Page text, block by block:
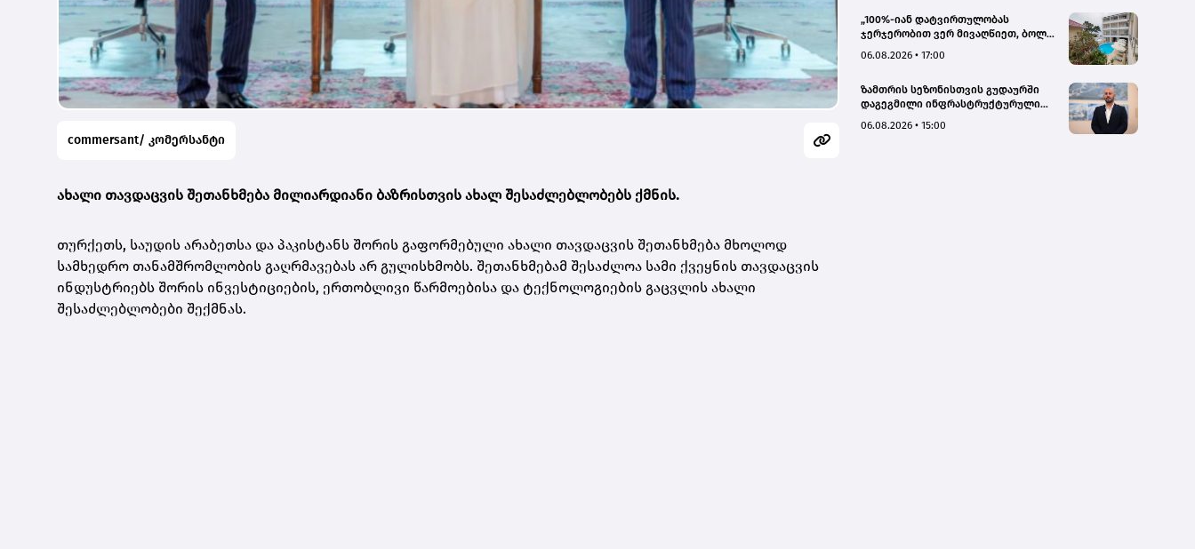
commersant/ კომერსანტი
ახალი თავდაცვის შეთანხმება მილიარდიანი ბაზრისთვის ახალ შესაძლებლობებს ქმნის.
თურქეთს, საუდის არაბეთსა და პაკისტანს შორის გაფორმებული ახალი თავდაცვის შეთანხმება მხოლოდ
სამხედრო თანამშრომლობის გაღრმავებას არ გულისხმობს. შეთანხმებამ შესაძლოა სამი ქვეყნის თავდაცვის
ინდუსტრიებს შორის ინვესტიციების, ერთობლივი წარმოებისა და ტექნოლოგიების გაცვლის ახალი
შესაძლებლობები შექმნას.
„100%-იან დატვირთულობას
ჯერჯერობით ვერ მივაღწიეთ, ბოლო
გაუქმდა“ - Kobuleti Beach Club
06.08.2026 • 17:00
ზამთრის სეზონისთვის გუდაურში
დაგეგმილი ინფრასტრუქტურული
გუდაურის ტურისტული
06.08.2026 • 15:00